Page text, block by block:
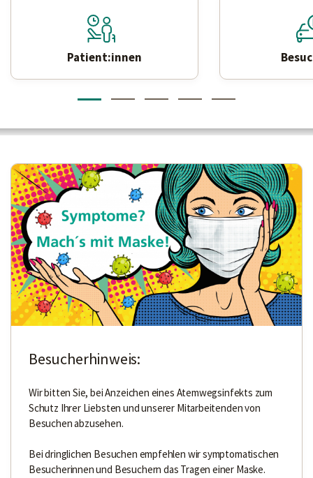
Patient:innen
Besucherhinweis:
Wir bitten Sie, bei Anzeichen eines Atemwegsinfekts zum
Schutz Ihrer Liebsten und unserer Mitarbeitenden von
Besuchen abzusehen.
Bei dringlichen Besuchen empfehlen wir symptomatischen
Besucherinnen und Besuchern das Tragen einer Maske.